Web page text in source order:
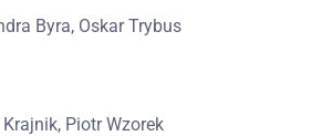
Byra, Oskar Trybus
Piotr Wzorek